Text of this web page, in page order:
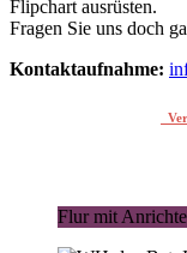
Flipchart ausrüsten.
Fragen Sie uns doch
Kontaktaufnahme:
Flur mit